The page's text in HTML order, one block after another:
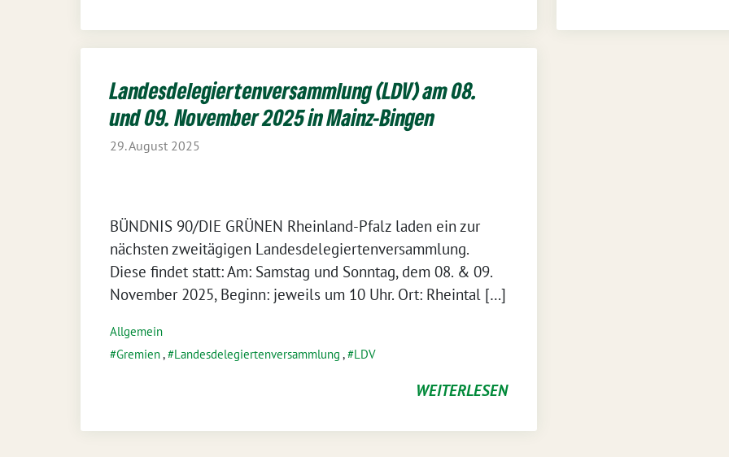
Landesdelegiertenversammlung (LDV) am 08.
und 09. November 2025 in Mainz-Bingen
29. August 2025
BÜNDNIS 90/DIE GRÜNEN Rheinland-Pfalz laden ein zur
nächsten zweitägigen Landesdelegiertenversammlung.
Diese findet statt: Am: Samstag und Sonntag, dem 08. & 09.
November 2025, Beginn: jeweils um 10 Uhr. Ort: Rheintal […]
Allgemein
Gremien, Landesdelegiertenversammlung , LDV
WEITERLESEN